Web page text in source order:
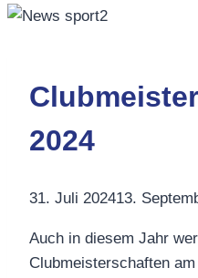
2024
31. Juli 202413.
Auch in diesem Jahr
Clubmeisterschaften